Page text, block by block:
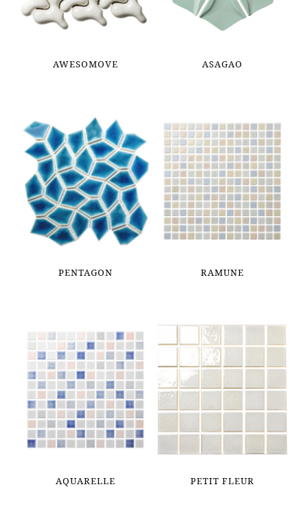
AWESOMOVE ASAGAO
PENTAGON RAMUNE
AQUARELLE PETIT FLEUR